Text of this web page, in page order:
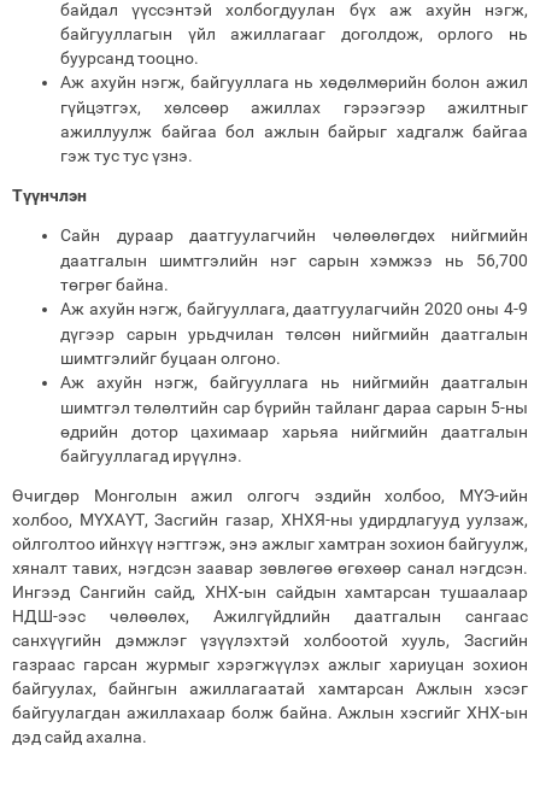
байдал үүссэнтэй холбогдуулан бүх аж ахуйн нэгж,
байгууллагын үйл ажиллагааг доголдож, орлого нь
буурсанд тооцно.
Аж ахуйн нэгж, байгууллага нь хөдөлмөрийн болон ажил
гүйцэтгэх, хөлсөөр ажиллах гэрээгээр ажилтныг
ажиллуулж байгаа бол ажлын байрыг хадгалж байгаа
гэж тус тус үзнэ.
Түүнчлэн
Сайн дураар даатгуулагчийн чөлөөлөгдөх нийгмийн
даатгалын шимтгэлийн нэг сарын хэмжээ нь 56,700
төгрөг байна.
Аж ахуйн нэгж, байгууллага, даатгуулагчийн 2020 оны 4-9
дүгээр сарын урьдчилан төлсөн нийгмийн даатгалын
шимтгэлийг буцаан олгоно.
Аж ахуйн нэгж, байгууллага нь нийгмийн даатгалын
шимтгэл төлөлтийн cap бүрийн тайланг дараа сарын 5-ны
өдрийн дотор цахимаар харьяа нийгмийн даатгалын
байгууллагад ирүүлнэ.
Өчигдөр Монголын ажил олгогч эздийн холбоо, МҮЭ-ийн
холбоо, МҮХАҮТ, Засгийн газар, ХНХЯ-ны удирдлагууд уулзаж,
ойлголтоо ийнхүү нэгтгэж, энэ ажлыг хамтран зохион байгуулж,
хяналт тавих, нэгдсэн заавар зөвлөгөө өгөхөөр санал нэгдсэн.
Ингээд Сангийн сайд, ХНХ-ын сайдын хамтарсан тушаалаар
НДШ-ээс чөлөөлөх, Ажилгүйдлийн даатгалын сангаас
санхүүгийн дэмжлэг үзүүлэхтэй холбоотой хууль, Засгийн
газраас гарсан журмыг хэрэгжүүлэх ажлыг хариуцан зохион
байгуулах, байнгын ажиллагаатай хамтарсан Ажлын хэсэг
байгуулагдан ажиллахаар болж байна. Ажлын хэсгийг ХНХ-ын
дэд сайд ахална.